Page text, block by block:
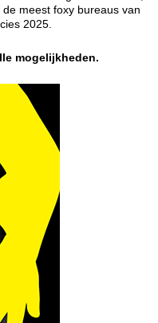
meest foxy bureaus van
2025.
mogelijkheden.